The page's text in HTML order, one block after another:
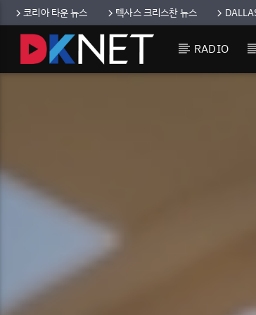
코리아 타운 뉴스 텍사스 크리스찬 뉴스
RADIO